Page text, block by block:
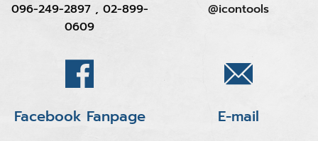
096-249-2897 , 02-899-
0609
@icontools
Facebook Fanpage E-mail